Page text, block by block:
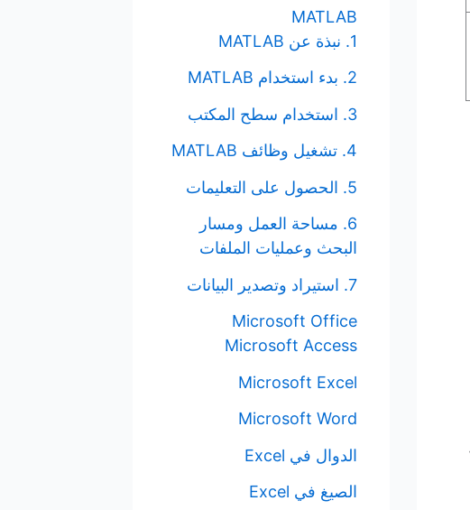
MATLAB
1. نبذة عن MATLAB
2. بدء استخدام MATLAB
3. استخدام سطح المكتب
4. تشغيل وظائف MATLAB
5. الحصول على التعليمات
6. مساحة العمل ومسار
البحث وعمليات الملفات
7. استيراد وتصدير البيانات
Microsoft Office
Microsoft Access
Microsoft Excel
Microsoft Word
الدوال في Excel
الصيغ في Excel